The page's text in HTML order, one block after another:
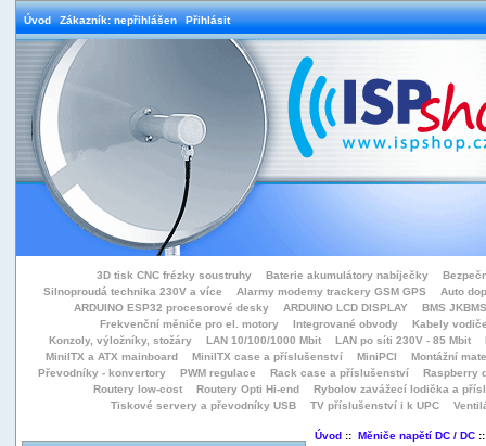
Úvod Zákazník: nepřihlášen Přihlásit
3D tisk CNC frézky soustruhy Baterie akumulátory nabíječky
Silnoproudá technika 230V a více
Alarmy modemy trackery GSM GPS
Auto
ARDUINO ESP32 procesorové desky
ARDUINO LCD DISPLAY
BMS
Frekvenční měniče pro el. motory
Integrované obvody
Kabely
Konzoly, výložníky, stožáry
LAN 10/100/1000 Mbit LAN po síti 230V - 85 Mbit
MiniITX a ATX mainboard
MiniITX case a příslušenství MiniPCI
Montážní
Převodníky - konvertory
PWM regulace Rack case a příslušenství
Raspberry
Routery low-cost
Routery Opti Hi-end
Rybolov zavážecí lodička a přísl
Tiskové servery a převodníky USB
TV příslušenství i k UPC
Úvod:: Měniče napětí DC / DC::